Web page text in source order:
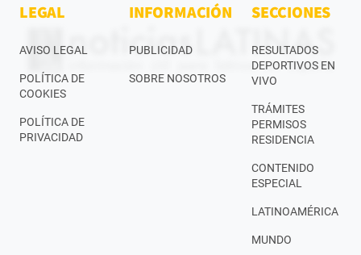
LEGAL
AVISO LEGAL
POLÍTICA DE
COOKIES
POLÍTICA DE
PRIVACIDAD
INFORMACIÓN
PUBLICIDAD
SOBRE NOSOTROS
SECCIONES
RESULTADOS
DEPORTIVOS EN
VIVO
TRÁMITES
PERMISOS
RESIDENCIA
CONTENIDO
ESPECIAL
LATINOAMÉRICA
MUNDO